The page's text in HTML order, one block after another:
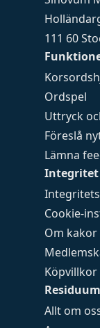
Ordspel
Uttryck
Föreslå
Lämna
Cookie-
Om kakor
Köpvillkor
Residuum
Allt om
111 60